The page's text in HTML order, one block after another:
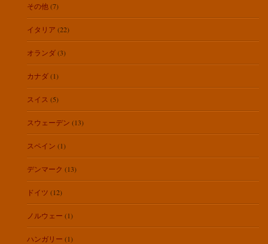
その他(7)
イタリア (22)
オランダ(3)
カナダ(1)
スイス (5)
スウェーデン (13)
スペイン (1)
デンマーク (13)
ドイツ (12)
ノルウェー (1)
ハンガリー (1)